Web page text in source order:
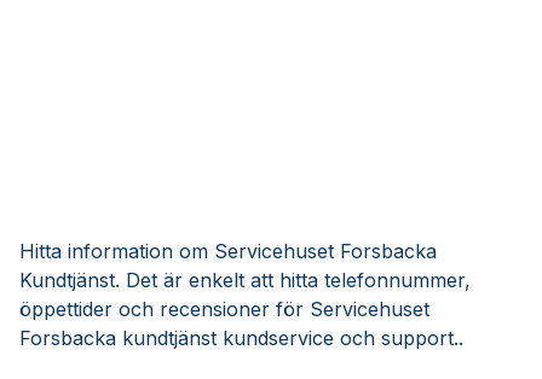
Hitta information om Servicehuset Forsbacka
Kundtjänst. Det är enkelt att hitta telefonnummer,
öppettider och recensioner för Servicehuset
Forsbacka kundtjänst kundservice och support..